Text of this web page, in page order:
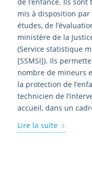
mis à disposition
études, de
ministère de la
(Service statistique
[SSMSI]). Ils
nombre de mineurs
la protection de
technicien de
accueil, dans un
Lire la suite